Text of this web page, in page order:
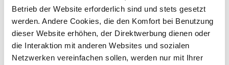
Betrieb der Website erforderlich sind und stets gesetzt
werden. Andere Cookies, die den Komfort bei Benutzung
dieser Website erhöhen, der Direktwerbung dienen oder
die Interaktion mit anderen Websites und sozialen
Netzwerken vereinfachen sollen, werden nur mit Ihrer
From250 €1.29
Prices incl. VAT plus shipping costs